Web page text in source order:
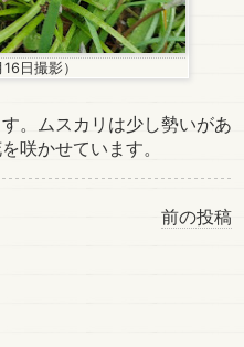
日撮影）
。ムスカリは少し勢いがあ
咲かせています。
前の投稿